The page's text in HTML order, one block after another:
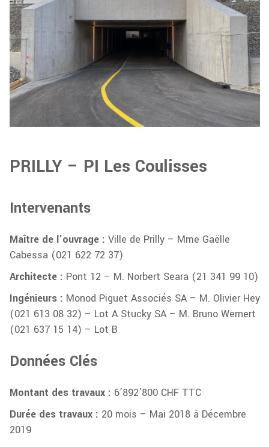
PRILLY – PI Les Coulisses
Intervenants
Maître de l’ouvrage : Ville de Prilly – Mme Gaëlle
Cabessa (021 622 72 37)
Architecte : Pont 12 – M. Norbert Seara (21 341 99 10)
Ingénieurs : Monod Piguet Associés SA – M. Olivier Hey
(021 613 08 32) – Lot A Stucky SA – M. Bruno Wernert
(021 637 15 14) – Lot B
Données Clés
Montant des travaux : 6’892’800 CHF TTC
Durée des travaux : 20 mois – Mai 2018 à Décembre
2019